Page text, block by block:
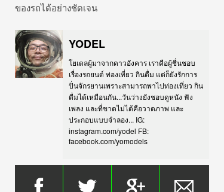
ของรถได้อย่างชัดเจน
YODEL
โยเดลผู้มาจากดาวอังคาร เราคือผู้ชื่นชอบ
เรื่องรถยนต์ ท่องเที่ยว กินดื่ม แต่ก็ยังรักการ
ปั่นจักรยานเพราะสามารถพาไปท่องเที่ยว กิน
ดื่มได้เหมือนกัน...วันว่างยังชอบดูหนัง ฟัง
เพลง และที่ขาดไม่ได้คือวาดภาพ และ
ประกอบแบบจำลอง... IG:
instagram.com/yodel FB:
facebook.com/yomodels